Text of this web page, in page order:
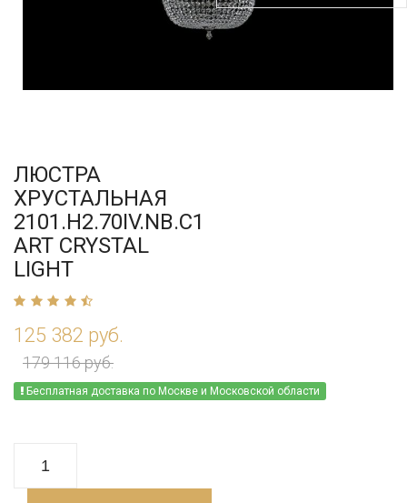
ЛЮСТРА
ХРУСТАЛЬНАЯ
2101.H2.70IV.NB.C1
ART CRYSTAL
LIGHT
125 382 руб.
179 116 руб.
Бесплатная доставка по Москве и Московской области